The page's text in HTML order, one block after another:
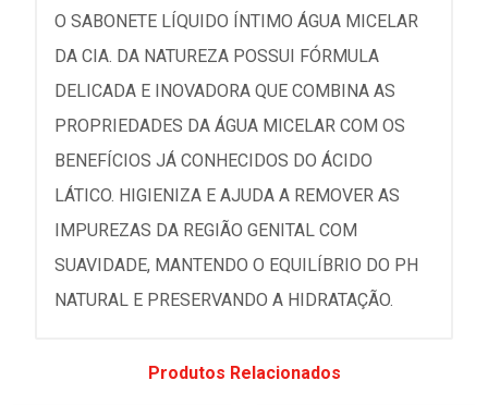
O SABONETE LÍQUIDO ÍNTIMO ÁGUA MICELAR
DA CIA. DA NATUREZA POSSUI FÓRMULA
DELICADA E INOVADORA QUE COMBINA AS
PROPRIEDADES DA ÁGUA MICELAR COM OS
BENEFÍCIOS JÁ CONHECIDOS DO ÁCIDO
LÁTICO. HIGIENIZA E AJUDA A REMOVER AS
IMPUREZAS DA REGIÃO GENITAL COM
SUAVIDADE, MANTENDO O EQUILÍBRIO DO PH
NATURAL E PRESERVANDO A HIDRATAÇÃO.
Produtos Relacionados